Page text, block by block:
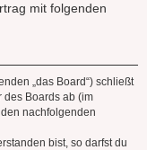
mit folgenden
„das Board“) schließt
des Boards ab (im
nachfolgenden
bist, so darfst du